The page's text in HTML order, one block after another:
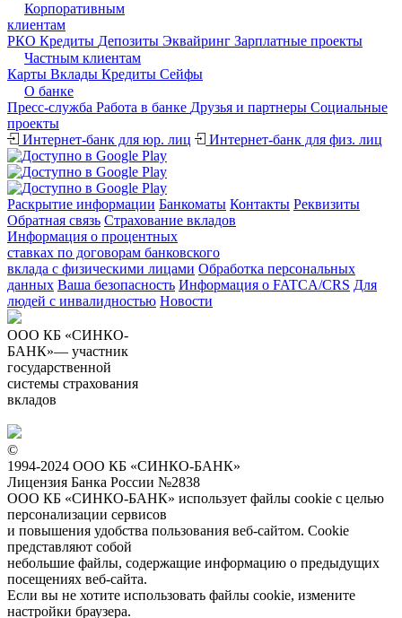
Корпоративным
клиентам
РКО Кредиты Депозиты Эквайринг Зарплатные проекты
Частным клиентам
Карты Вклады Кредиты Сейфы
О банке
Пресс-служба Работа в банке Друзья и партнеры Cоциальные
проекты
Интернет-банк для юр. лиц
Интернет-банк для физ. лиц
Раскрытие информации Банкоматы Контакты Реквизиты
Обратная связь Страхование вкладов
Информация о процентных
ставках по договорам банковского
вклада с физическими лицами Обработка персональных
данных Ваша безопасность Информация о FATCA/CRS Для
людей с инвалидностью Новости
ООО КБ «СИНКО-
БАНК»— участник
государственной
системы страхования
вкладов
©
1994-2024 ООО КБ «СИНКО-БАНК»
Лицензия Банка России №2838
ООО КБ «СИНКО-БАНК» использует файлы cookie с целью
персонализации сервисов
и повышения удобства пользования веб-сайтом. Cookie
представляют собой
небольшие файлы, содержащие информацию о предыдущих
посещениях веб-сайта.
Если вы не хотите использовать файлы cookie, измените
настройки браузера.